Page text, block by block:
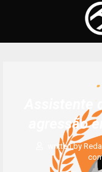
Assistente
agressão
written by